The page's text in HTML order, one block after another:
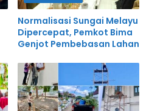
Normalisasi Sungai Melayu
Dipercepat, Pemkot Bima
Genjot Pembebasan Lahan